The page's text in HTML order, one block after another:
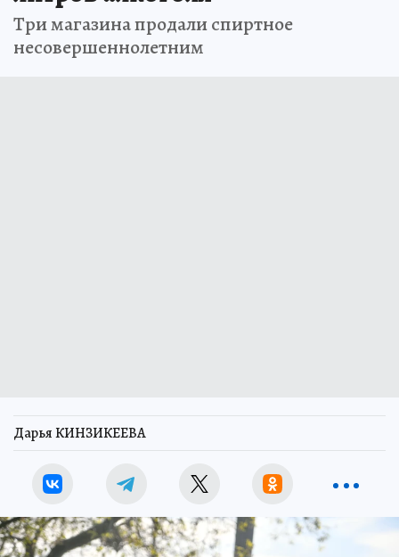
Три магазина продали спиртное
несовершеннолетним
Дарья КИНЗИКЕЕВА